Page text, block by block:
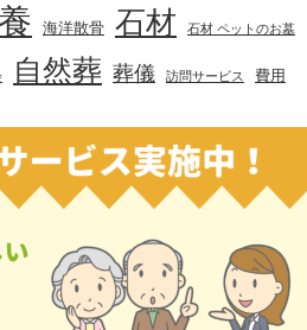
海洋散骨 石材 石材 ペットのお墓
自然葬 葬儀 訪問サービス 費用